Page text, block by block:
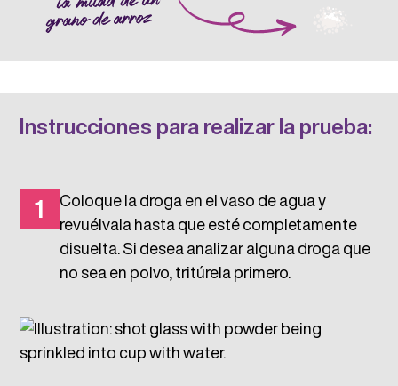
Instrucciones para realizar la prueba:
1
Coloque la droga en el vaso de agua y
revuélvala hasta que esté completamente
disuelta. Si desea analizar alguna droga que
no sea en polvo, tritúrela primero.